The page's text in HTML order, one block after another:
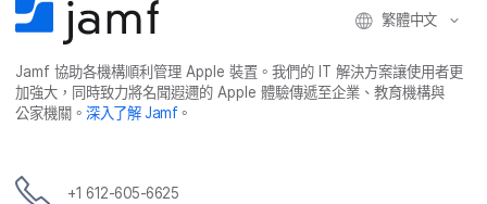
繁體​中文
Jamf協助​各​機構​順利​管理 Apple裝置。​我們​的 IT解決​方案​讓​使用​者​更​
加強​大，​同時​致力​將​名聞​遐邇​的 Apple體驗​傳遞​至​企業、​教育​機構​與​
公家​機關。深入​了​解Jamf。
+1 612-605-6625